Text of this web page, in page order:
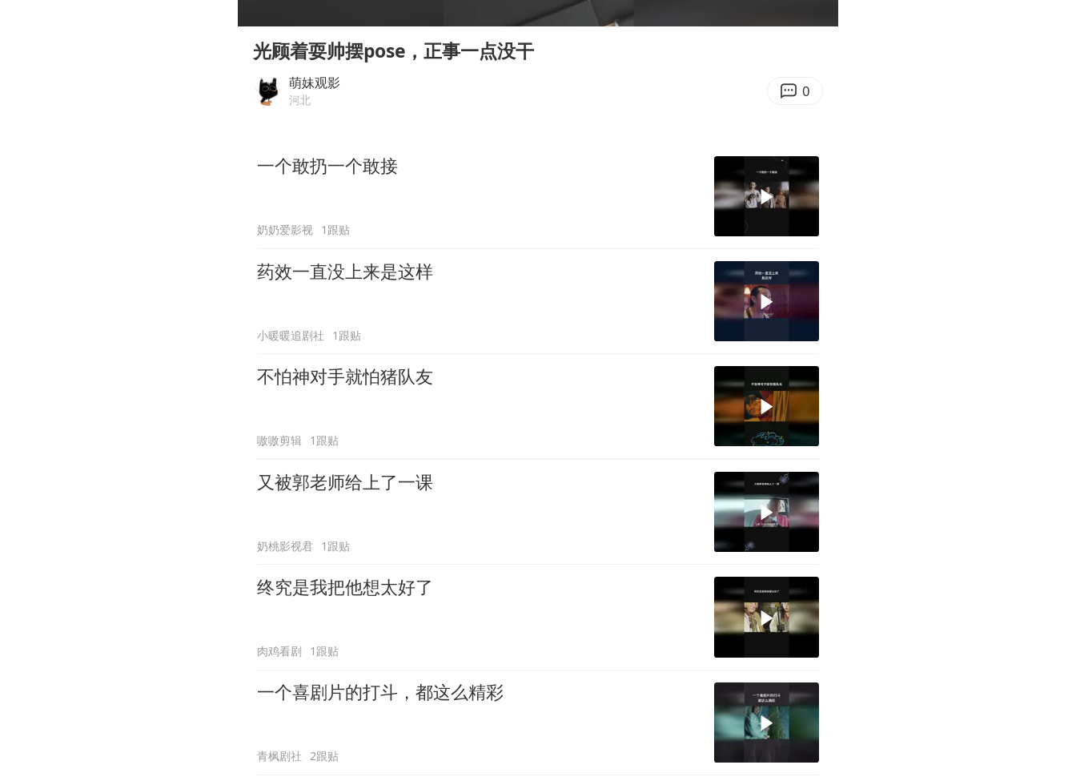
22岁女生独闯南太行失联12天
薛之谦杭州站演唱会取消
“准2万亿”之城点名支持三所大学
光顾着耍帅摆pose，正事一点没干
萌妹观影
河北 0
一个敢扔一个敢接
奶奶爱影视 1跟贴
药效一直没上来是这样
小暖暖追剧社 1跟贴
不怕神对手就怕猪队友
嗷嗷剪辑 1跟贴
又被郭老师给上了一课
奶桃影视君 1跟贴
终究是我把他想太好了
肉鸡看剧 1跟贴
一个喜剧片的打斗，都这么精彩
青枫剧社 2跟贴